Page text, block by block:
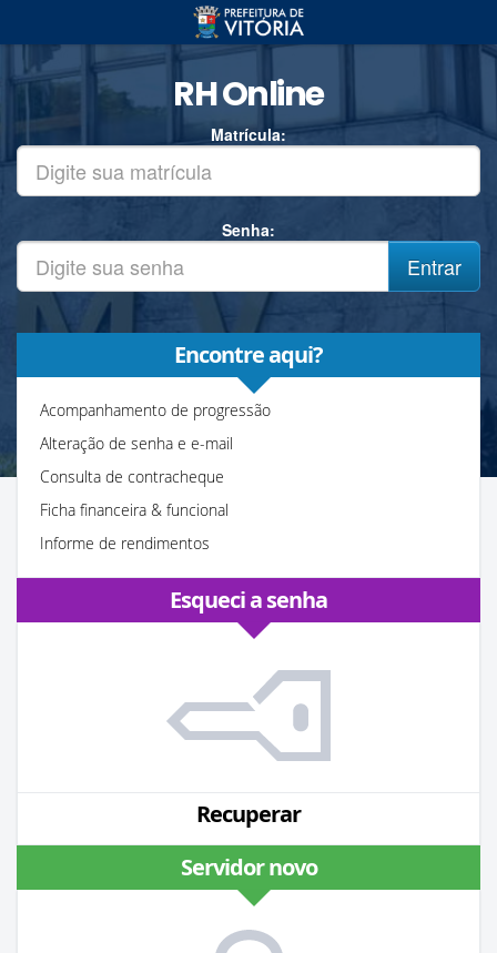
RH Online
Matrícula:
Senha:
Encontre aqui?
Acompanhamento de progressão
Alteração de senha e e-mail
Consulta de contracheque
Ficha financeira & funcional
Informe de rendimentos
Esqueci a senha
Recuperar
Servidor novo